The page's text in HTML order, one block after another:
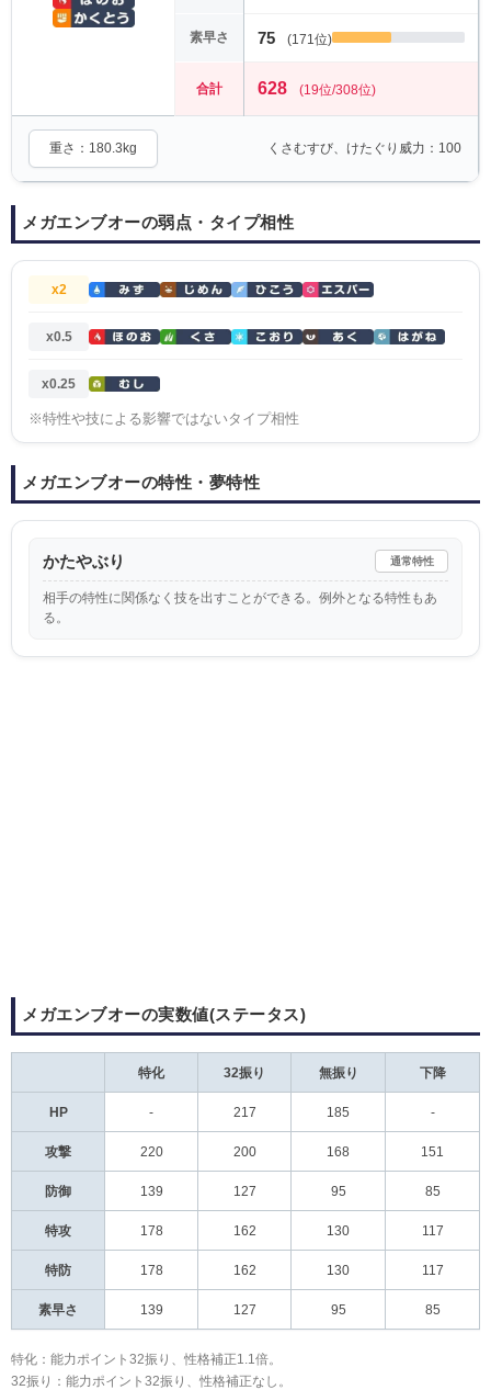
素早さ 75 (171位)
合計 628 (19位/308位)
重さ：180.3kg くさむすび、けたぐり威力：100
メガエンブオーの弱点・タイプ相性
x2
x0.5
x0.25
※特性や技による影響ではないタイプ相性
メガエンブオーの特性・夢特性
かたやぶり 通常特性
相手の特性に関係なく技を出すことができる。例外となる特性もあ
る。
メガエンブオーの実数値(ステータス)
特化 32振り 無振り 下降
HP - 217 185 -
攻撃 220 200 168 151
防御 139 127 95 85
特攻 178 162 130 117
特防 178 162 130 117
素早さ 139 127 95 85
特化：能力ポイント32振り、性格補正1.1倍。
32振り：能力ポイント32振り、性格補正なし。